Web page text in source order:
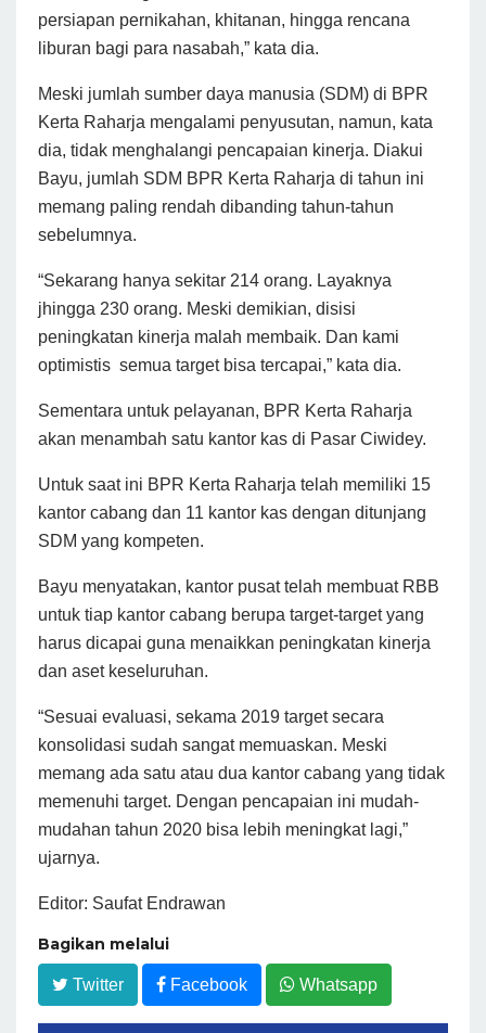
persiapan pernikahan, khitanan, hingga rencana
liburan bagi para nasabah,” kata dia.
Meski jumlah sumber daya manusia (SDM) di BPR
Kerta Raharja mengalami penyusutan, namun, kata
dia, tidak menghalangi pencapaian kinerja. Diakui
Bayu, jumlah SDM BPR Kerta Raharja di tahun ini
memang paling rendah dibanding tahun-tahun
sebelumnya.
“Sekarang hanya sekitar 214 orang. Layaknya
jhingga 230 orang. Meski demikian, disisi
peningkatan kinerja malah membaik. Dan kami
optimistis semua target bisa tercapai,” kata dia.
Sementara untuk pelayanan, BPR Kerta Raharja
akan menambah satu kantor kas di Pasar Ciwidey.
Untuk saat ini BPR Kerta Raharja telah memiliki 15
kantor cabang dan 11 kantor kas dengan ditunjang
SDM yang kompeten.
Bayu menyatakan, kantor pusat telah membuat RBB
untuk tiap kantor cabang berupa target-target yang
harus dicapai guna menaikkan peningkatan kinerja
dan aset keseluruhan.
“Sesuai evaluasi, sekama 2019 target secara
konsolidasi sudah sangat memuaskan. Meski
memang ada satu atau dua kantor cabang yang tidak
memenuhi target. Dengan pencapaian ini mudah-
mudahan tahun 2020 bisa lebih meningkat lagi,”
ujarnya.
Editor: Saufat Endrawan
Bagikan melalui
Twitter Facebook Whatsapp